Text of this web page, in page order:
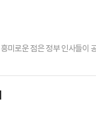
미로운 점은 정부 인사들이
재분배해야 한다"고 주장한